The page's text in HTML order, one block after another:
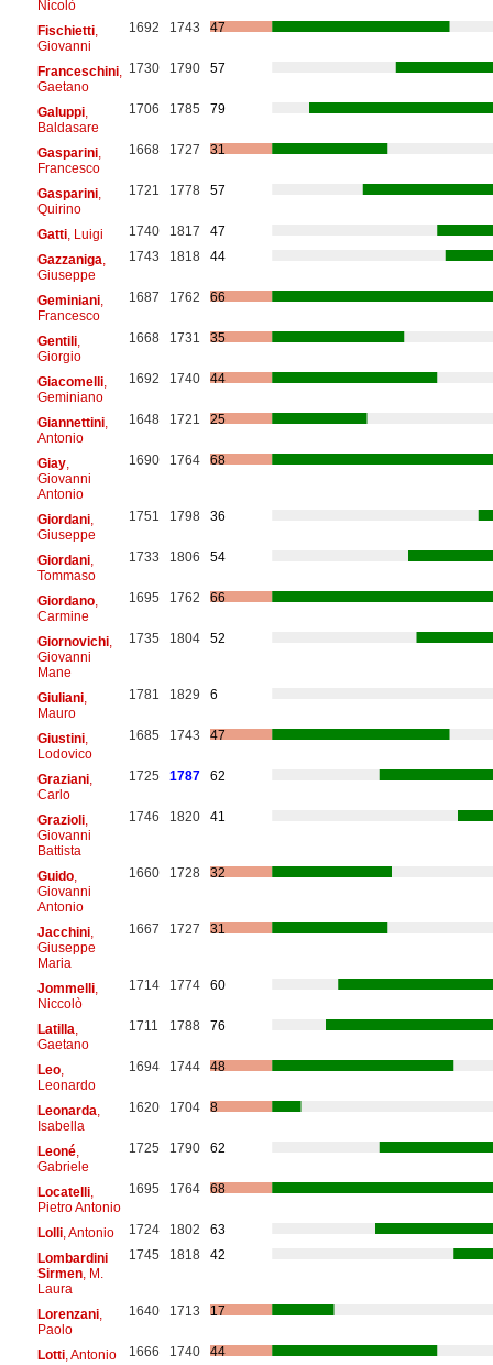
Nicolò
Fischietti,
Giovanni
1692 1743 47
Franceschini,
Gaetano
1730 1790 57
Galuppi,
Baldasare
1706 1785 79
Gasparini,
Francesco
1668 1727 31
Gasparini,
Quirino
1721 1778 57
Gatti, Luigi 1740 1817
47
Gazzaniga,
Giuseppe
1743 1818 44
Geminiani,
Francesco
1687 1762 66
Gentili,
Giorgio
1668 1731 35
Giacomelli,
Geminiano
1692 1740 44
Giannettini,
Antonio
1648 1721 25
Giay,
Giovanni
Antonio
1690 1764 68
Giordani,
Giuseppe
1751 1798 36
Giordani,
Tommaso
1733 1806 54
Giordano,
Carmine
1695 1762 66
Giornovichi,
Giovanni
Mane
1735 1804 52
Giuliani,
Mauro
1781 1829 6
Giustini,
Lodovico
1685 1743 47
Graziani,
Carlo
1725 1787 62
Grazioli,
Giovanni
Battista
1746 1820 41
Guido,
Giovanni
Antonio
1660 1728 32
Jacchini,
Giuseppe
Maria
1667 1727 31
Jommelli,
Niccolò
1714 1774 60
Latilla,
Gaetano
1711 1788 76
Leo,
Leonardo
1694 1744 48
Leonarda,
Isabella
1620 1704 8
Leoné,
Gabriele
1725 1790 62
Locatelli,
Pietro Antonio
1695 1764 68
Lolli, Antonio 1724 1802
63
Lombardini
Sirmen, M.
Laura
1745 1818 42
Lorenzani,
Paolo
1640 1713 17
Lotti, Antonio 1666 1740
44